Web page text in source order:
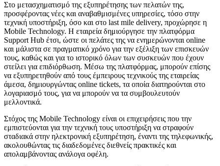
Στο μετασχηματισμό της εξυπηρέτησης των πελατών της,
προσφέροντας νέες και αναβαθμισμένες υπηρεσίες, τόσο στην
τεχνική υποστήριξη, όσο και στο last mile delivery, προχώρησε η
Mobile Technology. Η εταιρεία δημιούργησε την πλατφόρμα
Support Hub έτσι, ώστε οι πελάτες της να ενημερώνονται online
και μάλιστα σε πραγματικό χρόνο για την εξέλιξη των επισκευών
τους, καθώς και για το ιστορικό όλων των συσκευών που έχουν
στείλει για επιδιόρθωση. Mέσω της πλατφόρμας, μπορούν επίσης
να εξυπηρετηθούν από τους έμπειρους τεχνικούς της εταιρείας
άμεσα, δημιουργώντας online tickets, τα οποία διατηρούνται στο
λογαριασμό τους, για να μπορούν να τα συμβουλευτούν
μελλοντικά.
Στόχος της Mobile Technology είναι οι επιχειρήσεις που την
εμπιστεύονται για την τεχνική τους υποστήριξη να στραφούν
σταδιακά στην ηλεκτρονική εξυπηρέτηση, έναντι της τηλεφωνικής,
ακολουθώντας τις διαδεδομένες διεθνείς πρακτικές και
απολαμβάνοντας ανάλογα οφέλη.